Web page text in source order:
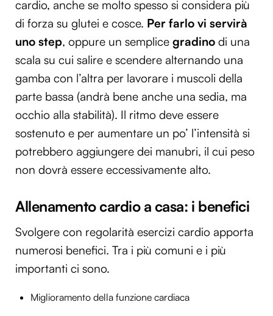
cardio, anche se molto spesso si considera più
di forza su glutei e cosce. Per farlo vi servirà
uno step, oppure un semplice gradino di una
scala su cui salire e scendere alternando una
gamba con l’altra per lavorare i muscoli della
parte bassa (andrà bene anche una sedia, ma
occhio alla stabilità). Il ritmo deve essere
sostenuto e per aumentare un po’ l’intensità si
potrebbero aggiungere dei manubri, il cui peso
non dovrà essere eccessivamente alto.
Allenamento cardio a casa: i benefici
Svolgere con regolarità esercizi cardio apporta
numerosi benefici. Tra i più comuni e i più
importanti ci sono.
Miglioramento della funzione cardiaca